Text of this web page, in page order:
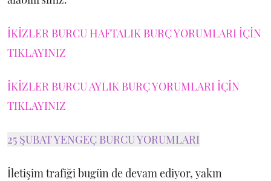
İKİZLER BURCU HAFTALIK BURÇ YORUMLARI İÇİN
TIKLAYINIZ
İKİZLER BURCU AYLIK BURÇ YORUMLARI İÇİN
TIKLAYINIZ
25 ŞUBAT YENGEÇ BURCU YORUMLARI
İletişim trafiği bugün de devam ediyor, yakın